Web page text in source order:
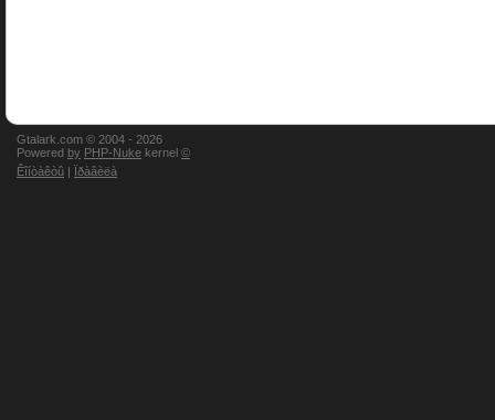
Gtalark.com © 2004 - 2026
Powered by PHP-Nuke kernel ©
Êîíòàêòû | Ïðàâèëà